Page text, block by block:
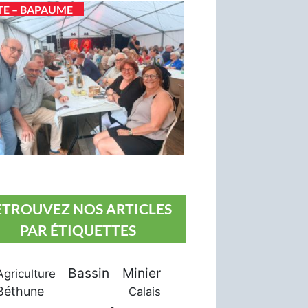
– BAPAUME
NOS ARTICLES
PAR ÉTIQUETTES
Bassin Minier
Calais